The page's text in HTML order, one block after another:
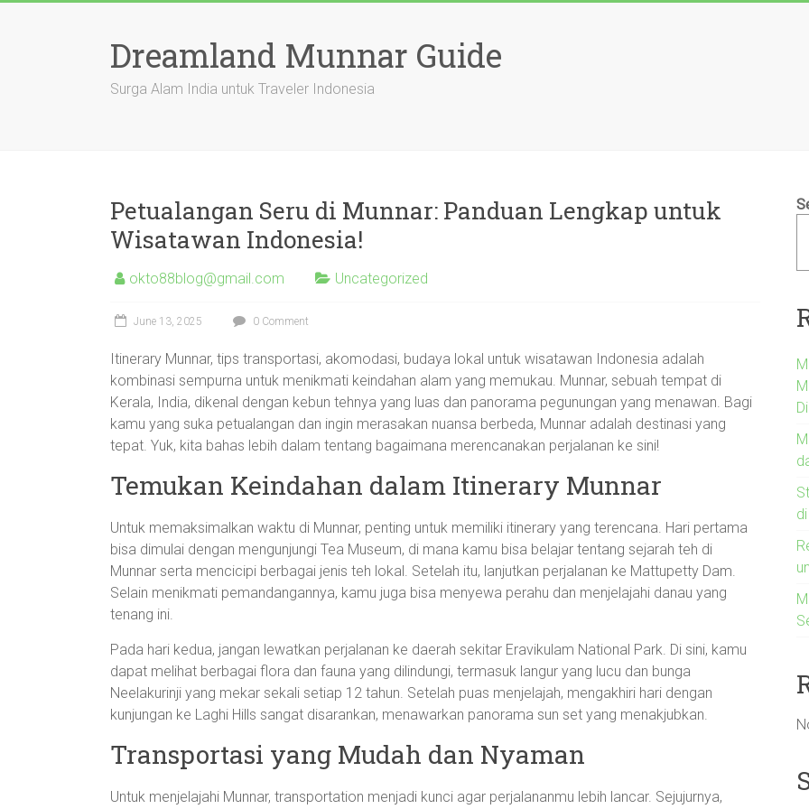
Dreamland Munnar Guide
Surga Alam India untuk Traveler Indonesia
Petualangan Seru di Munnar: Panduan Lengkap untuk
Wisatawan Indonesia!
okto88blog@gmail.com Uncategorized
June 13, 2025 0 Comment
Itinerary Munnar, tips transportasi, akomodasi, budaya lokal untuk wisatawan Indonesia adalah
kombinasi sempurna untuk menikmati keindahan alam yang memukau. Munnar, sebuah tempat di
Kerala, India, dikenal dengan kebun tehnya yang luas dan panorama pegunungan yang menawan. Bagi
kamu yang suka petualangan dan ingin merasakan nuansa berbeda, Munnar adalah destinasi yang
tepat. Yuk, kita bahas lebih dalam tentang bagaimana merencanakan perjalanan ke sini!
Temukan Keindahan dalam Itinerary Munnar
Untuk memaksimalkan waktu di Munnar, penting untuk memiliki itinerary yang terencana. Hari pertama
bisa dimulai dengan mengunjungi Tea Museum, di mana kamu bisa belajar tentang sejarah teh di
Munnar serta mencicipi berbagai jenis teh lokal. Setelah itu, lanjutkan perjalanan ke Mattupetty Dam.
Selain menikmati pemandangannya, kamu juga bisa menyewa perahu dan menjelajahi danau yang
tenang ini.
Pada hari kedua, jangan lewatkan perjalanan ke daerah sekitar Eravikulam National Park. Di sini, kamu
dapat melihat berbagai flora dan fauna yang dilindungi, termasuk langur yang lucu dan bunga
Neelakurinji yang mekar sekali setiap 12 tahun. Setelah puas menjelajah, mengakhiri hari dengan
kunjungan ke Laghi Hills sangat disarankan, menawarkan panorama sun set yang menakjubkan.
Transportasi yang Mudah dan Nyaman
Untuk menjelajahi Munnar, transportation menjadi kunci agar perjalananmu lebih lancar. Sejujurnya,